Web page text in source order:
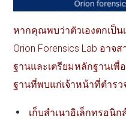
หากคุณพบว่าตัวเองตกเป็น
Orion Forensics Lab อา
ฐานและเตรียมหลักฐานเ
ฐานที่พบแก่เจ้าหน้าที่ตำรว
เก็บสำเนาอิเล็กทรอนิ